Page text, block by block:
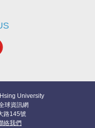
University
球資訊網
路145號
絡我們